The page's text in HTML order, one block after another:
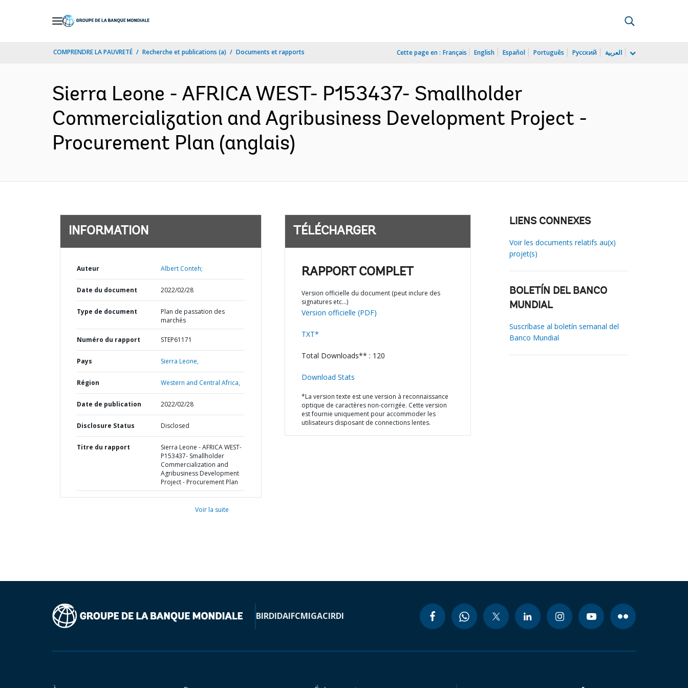
COMPRENDRE LA PAUVRETÉ Recherche et publications (a) Documents et rapports Cette page en : Français English Español Português Русский العربية
Sierra Leone - AFRICA WEST- P153437- Smallholder
Commercialization and Agribusiness Development Project -
Procurement Plan (anglais)
INFORMATION
Auteur Albert Conteh;
Date du document 2022/02/28
Type de document
Plan de passation des
marchés
Numéro du rapport STEP61171
Pays Sierra Leone,
Région Western and Central Africa,
Date de publication 2022/02/28
Disclosure Status Disclosed
Titre du rapport
Sierra Leone - AFRICA WEST-
P153437- Smallholder
Commercialization and
Agribusiness Development
Project - Procurement Plan
Voir la suite
TÉLÉCHARGER
RAPPORT COMPLET
Version officielle du document (peut inclure des
signatures etc…)
Version officielle (PDF)
TXT*
Total Downloads** : 120
Download Stats
*La version texte est une version à reconnaissance
optique de caractères non-corrigée. Cette version
est fournie uniquement pour accommoder les
utilisateurs disposant de connections lentes.
LIENS CONNEXES
Voir les documents relatifs au(x)
projet(s)
BOLETÍN DEL BANCO
MUNDIAL
Suscríbase al boletín semanal del
Banco Mundial
BIRDIDAIFCMIGACIRDI